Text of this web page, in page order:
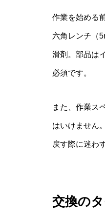
作業を始める
六角レンチ（
滑剤。部品は
必須です。
また、作業ス
はいけません
戻す際に迷わ
交換の